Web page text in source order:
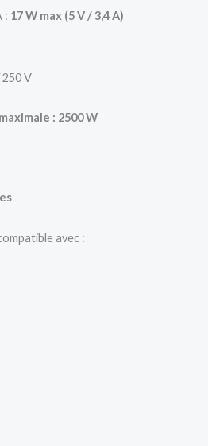
: 17 W max (5 V / 3,4 A)
V
: 2500 W
avec :